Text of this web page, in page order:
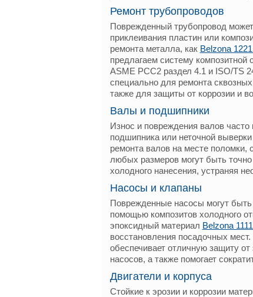
Ремонт трубопроводов
Поврежденный трубопровод
приклеивания пластин или
ремонта металла, как Belzona
предлагаем систему
ASME PCC2 раздел 4.1 и ISO/TS
специально для ремонта
также для защиты от коррозии и
Валы и подшипники
Износ и повреждения валов часто
подшипника или неточной
ремонта валов на месте поломки,
любых размеров могут быть
холодного нанесения, устраняя
Насосы и клапаны
Поврежденные насосы могут
помощью композитов холодного
эпоксидный материал Belzona
восстановления посадочных
обеспечивает отличную защиту от
насосов, а также помогает
Двигатели и корпуса
Стойкие к эрозии и коррозии